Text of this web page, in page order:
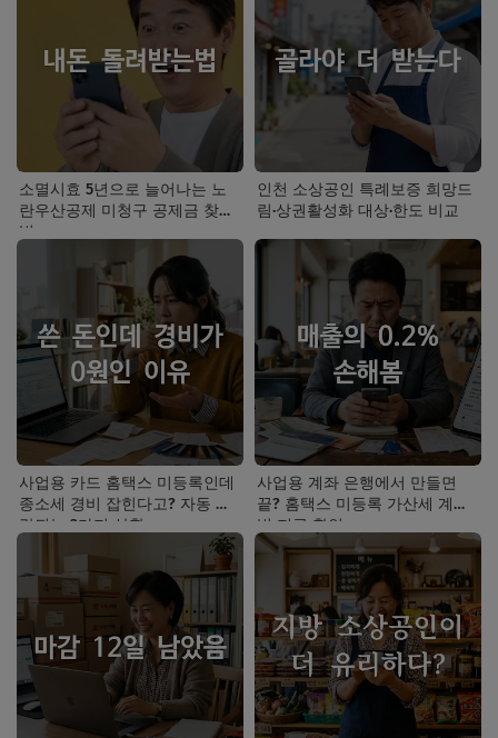
소멸시효 5년으로 늘어나는 노
란우산공제 미청구 공제금 찾는
법
인천 소상공인 특례보증 희망드
림·상권활성화 대상·한도 비교
사업용 카드 홈택스 미등록인데
종소세 경비 잡힌다고? 자동 누
락되는 3가지 상황
사업용 계좌 은행에서 만들면
끝? 홈택스 미등록 가산세 계산
법 지금 확인